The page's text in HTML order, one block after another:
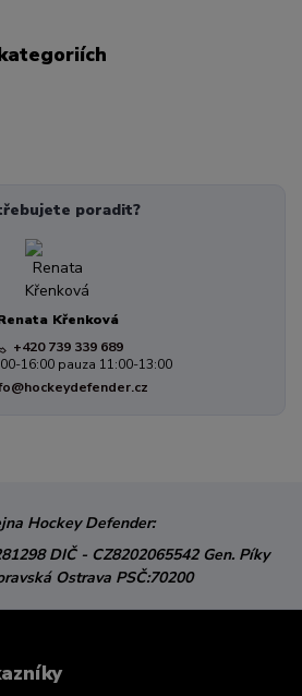
poradit?
Křenková
+420 739 339 689
16:00 pauza 11:00-13:00
Hockey Defender:
DIČ - CZ8202065542 Gen. Píky
Ostrava PSČ:70200